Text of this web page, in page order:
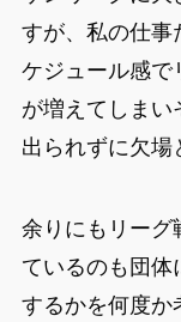
すが、私の仕事
ケジュール感で
が増えてしまい
出られずに欠場
余りにもリーグ
ているのも団体
するかを何度か